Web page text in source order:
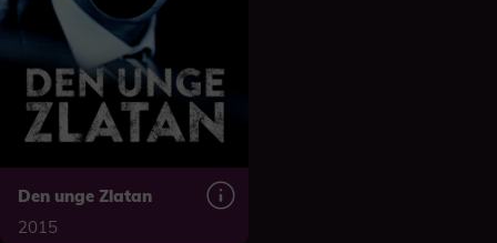
Den unge Zlatan
2015